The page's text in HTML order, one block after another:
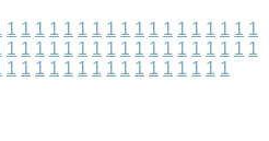
1 1 1 1 1 1 1 1 1 1 1 1 1 1 1 1 1 1
1 1 1 1 1 1 1 1 1 1 1 1 1 1 1 1 1 1
1 1 1 1 1 1 1 1 1 1 1 1 1 1 1 1